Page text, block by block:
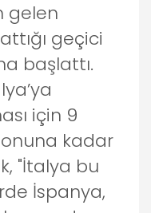
gelen
geçici
başlattı.
için 9
kadar
"İtalya bu
İspanya,